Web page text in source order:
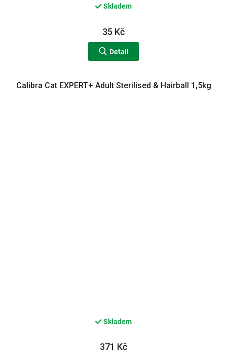
Skladem
35 Kč
Detail
Calibra Cat EXPERT+ Adult Sterilised & Hairball 1,5kg
Skladem
371 Kč